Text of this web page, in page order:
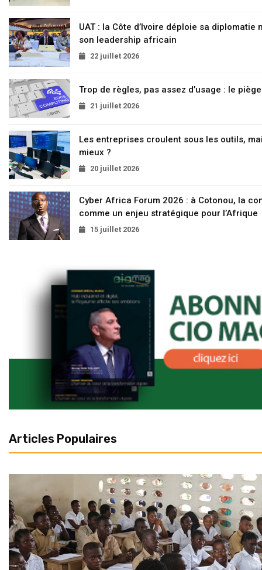
UAT : la Côte d’Ivoire déploie sa
son leadership africain
22 juillet 2026
Trop de règles, pas assez d’usage : le
21 juillet 2026
Les entreprises croulent sous les outils,
mieux ?
20 juillet 2026
Cyber Africa Forum 2026 : à Cotonou, la
comme un enjeu stratégique pour l’Afrique
15 juillet 2026
Articles Populaires